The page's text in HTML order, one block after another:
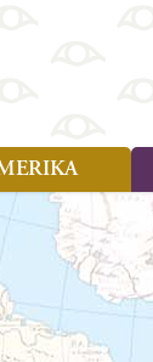
Argentinien
Brasilien
Chile
Costa Rica